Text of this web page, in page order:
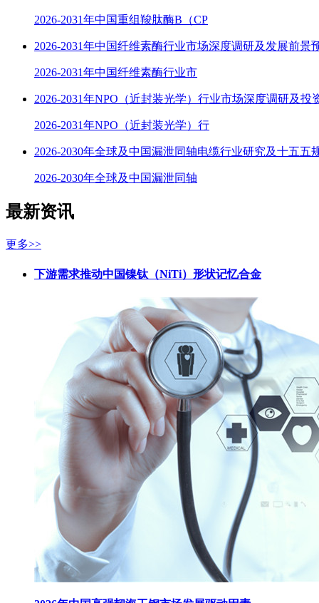
2026-2031年中国重组羧肽酶B（CP
2026-2031年中国纤维素酶行业市场深度调研及发展前景
2026-2031年中国纤维素酶行业市
2026-2031年NPO（近封装光学）行业市场深度调研及投
2026-2031年NPO（近封装光学）行
2026-2030年全球及中国漏泄同轴电缆行业研究及十五五
2026-2030年全球及中国漏泄同轴
最新资讯
更多>>
下游需求推动中国镍钛（NiTi）形状记忆合金